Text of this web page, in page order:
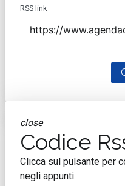
RSS link
close
Codice
Clicca sul pulsante per
negli appunti.